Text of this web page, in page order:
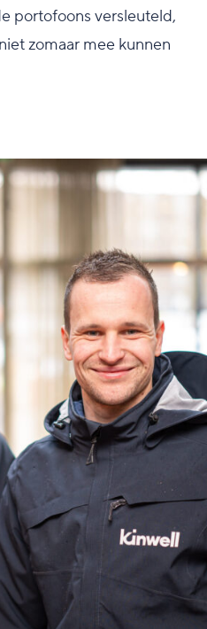
portofoons versleuteld,
zomaar mee kunnen